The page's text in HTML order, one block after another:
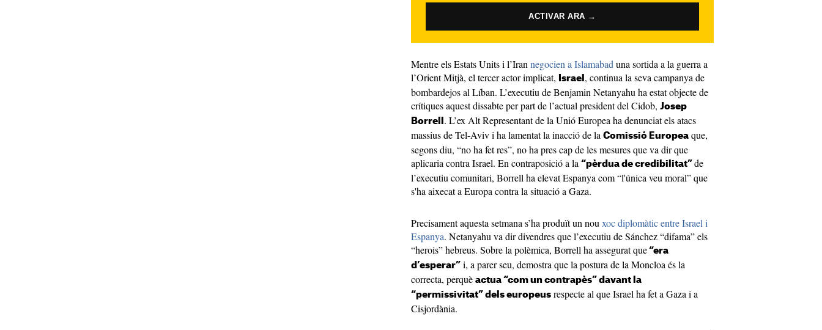
ACTIVAR ARA →
Mentre els Estats Units i l’Iran negocien a Islamabad una sortida a la guerra a
l’Orient Mitjà, el tercer actor implicat,
Israel , continua la seva campanya de
bombardejos al Líban. L’executiu de Benjamin Netanyahu ha estat objecte de
crítiques aquest dissabte per part de l’actual president del Cidob, Josep
Borrell . L’ex Alt Representant de la Unió Europea ha denunciat els atacs
massius de Tel-Aviv i ha lamentat la inacció de la Comissió Europea que,
segons diu, “no ha fet res”, no ha pres cap de les mesures que va dir que
aplicaria contra Israel. En contraposició a la “pèrdua de credibilitat” de
l’executiu comunitari, Borrell ha elevat Espanya com “l'única veu moral” que
s'ha aixecat a Europa contra la situació a Gaza.
Precisament aquesta setmana s’ha produït un nou xoc diplomàtic entre Israel i
Espanya. Netanyahu va dir divendres que l’executiu de Sánchez “difama” els
“herois” hebreus. Sobre la polèmica, Borrell ha assegurat que “era
d’esperar” i, a parer seu, demostra que la postura de la Moncloa és la
correcta, perquè actua “com un contrapès” davant la
“permissivitat” dels europeus respecte al que Israel ha fet a Gaza i a
Cisjordània.